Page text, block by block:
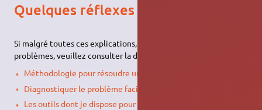
Quelques réflexes à avoir
Si malgré toutes ces explications, vous rencontrez des
problèmes, veuillez consulter la documentation :
Méthodologie pour résoudre un problème
Diagnostiquer le problème facilement
Les outils dont je dispose pour diagnostiquer un problème